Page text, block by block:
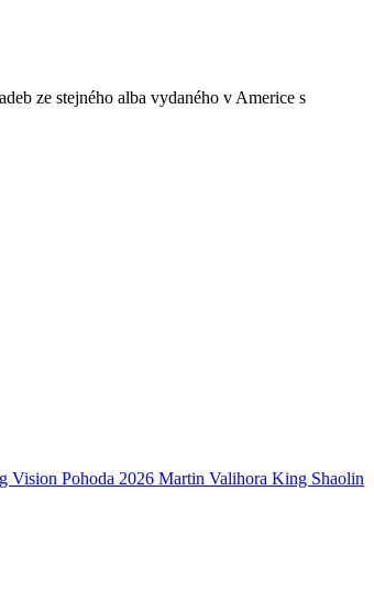
ze stejného alba vydaného v Americe s
Vision Pohoda 2026 Martin Valihora King Shaolin